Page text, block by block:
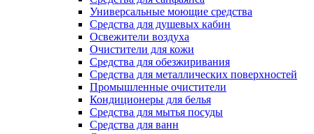
Универсальные моющие средства
Средства для душевых кабин
Освежители воздуха
Очистители для кожи
Средства для обезжиривания
Средства для металлических поверхностей
Промышленные очистители
Кондиционеры для белья
Средства для мытья посуды
Средства для ванн